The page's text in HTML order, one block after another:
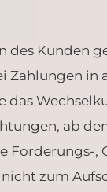
des Kunden
Zahlungen
ab
Forderungs-
zum